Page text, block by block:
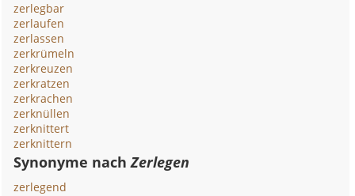
zerlegbar
zerlaufen
zerlassen
zerkrümeln
zerkreuzen
zerkratzen
zerkrachen
zerknüllen
zerknittert
zerknittern
Synonyme nachZerlegen
zerlegend